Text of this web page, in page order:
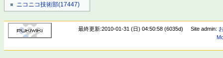
ニコニコ技術部(17447)
最終更新:2010-01-31 (日) 04:50:58 (6035d) Site admin: